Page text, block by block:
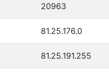
20963
81.25.176.0
81.25.191.255